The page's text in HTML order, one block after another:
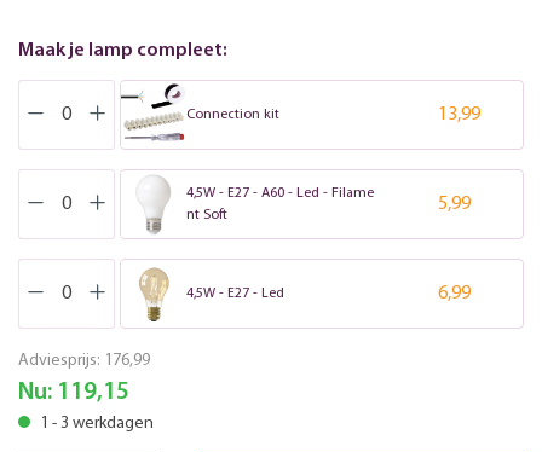
Maak je lamp compleet:
Connection kit 13,99
4,5W - E27 - A60 - Led - Filame
nt Soft
5,99
4,5W - E27 - Led 6,99
Adviesprijs: 176,99
Nu: 119,15
1 - 3 werkdagen